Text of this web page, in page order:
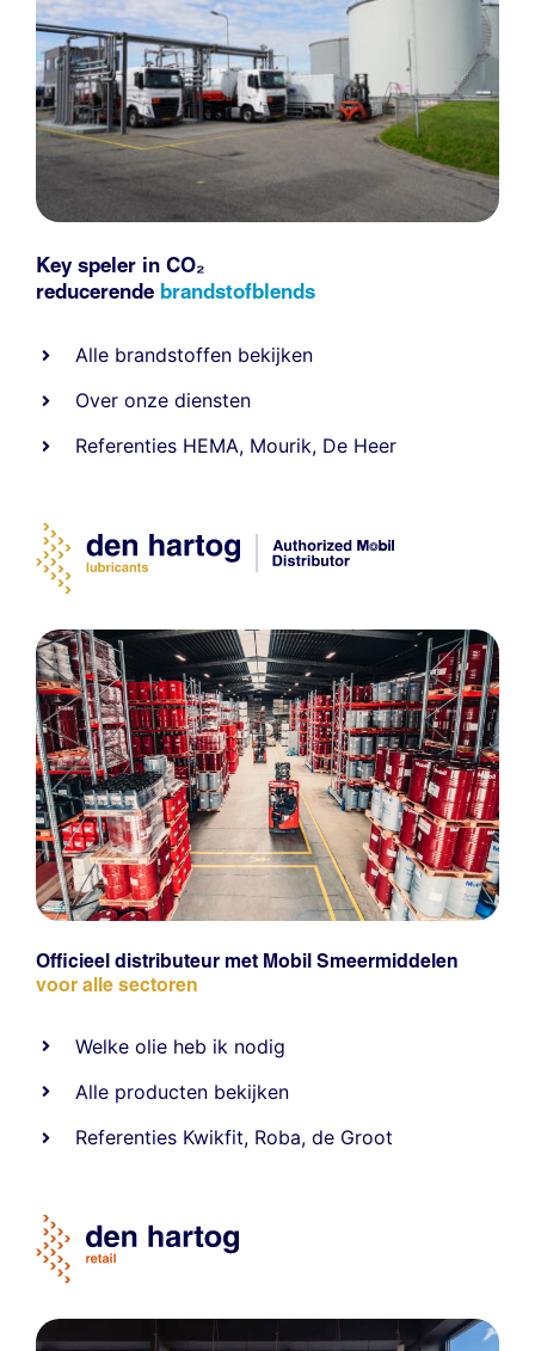
Key speler in CO₂
reducerende brandstofblends
Alle brandstoffen bekijken
Over onze diensten
Referenties HEMA, Mourik, De Heer
Officieel distributeur met Mobil Smeermiddelen
voor alle sectoren
Welke olie heb ik nodig
Alle producten bekijken
Referenties Kwikfit, Roba,de Groot